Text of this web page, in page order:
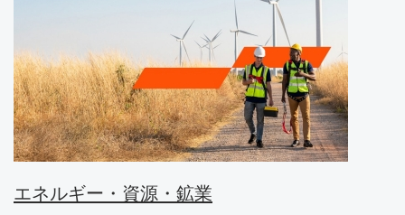
エネルギー・資源・鉱業